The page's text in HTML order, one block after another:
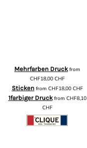
Mehrfarben Druckfrom
CHF18,00 CHF
Stickenfrom CHF18,00 CHF
1farbiger Druckfrom CHF8,10
CHF